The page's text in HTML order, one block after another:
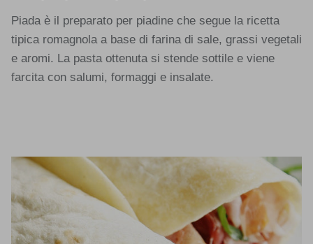
Piada è il preparato per piadine che segue la ricetta
tipica romagnola a base di farina di sale, grassi vegetali
e aromi. La pasta ottenuta si stende sottile e viene
farcita con salumi, formaggi e insalate.